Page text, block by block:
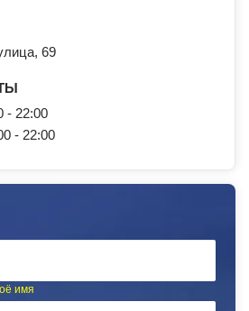
69
- 22:00
- 22:00
имя